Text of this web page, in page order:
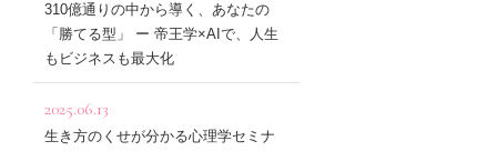
310億通りの中から導く、あなたの
「勝てる型」 ー 帝王学×AIで、人生
もビジネスも最大化
2025.06.13
生き方のくせが分かる心理学セミナ